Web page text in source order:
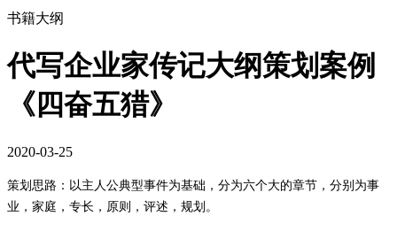
书籍大纲
代写企业家传记大纲策划案例
《四奋五猎》
2020-03-25
策划思路：以主人公典型事件为基础，分为六个大的章节，分别为事
业，家庭，专长，原则，评述，规划。